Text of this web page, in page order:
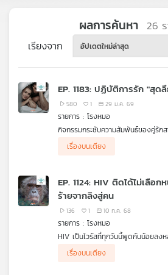
เพล
สต์
เพลง
ผลการค้นหา 26
เรียงจาก อัปเดตใหม่ล่าสุด
EP. 1183: ปฏิบัติการรัก "สุด
580 1 29 ม.ค. 69
รายการ : โรงหมอ
กิจกรรมกระชับความสัมพันธ์ของคู่รัก
เตียงจากการมีเพศสัมพันธ์ ก็เป็นอีกกิ
เป็นอย่างดี แต่ก็เป็นเรื่องทางเทคนิค
ความสัมพันธ์ขนาดนั้นจริงหรือ ? ราย
เรื่องบนเตียง
EP. 1124: HIV ติดได้ไม่เลือก
ร้ายจากลิงสู่คน
136 1 10 ก.ค. 68
รายการ : โรงหมอ
HIV เป็นไวรัสที่ทุกวันนี้พูดกันน้อยลง
แม้มียาต้านหรือความรู้เรื่องนี้เข้าถึงไ
ว่าจะดีขึ้นหรือหายไปจากโลกนี้
ลิง เป็นต้นกำเนิดของไวรัส HIV เมื่อยู่
SIV โดยไม่ทำอันตรายใด ๆ กับลิงเล
เรื่องบนเตียง